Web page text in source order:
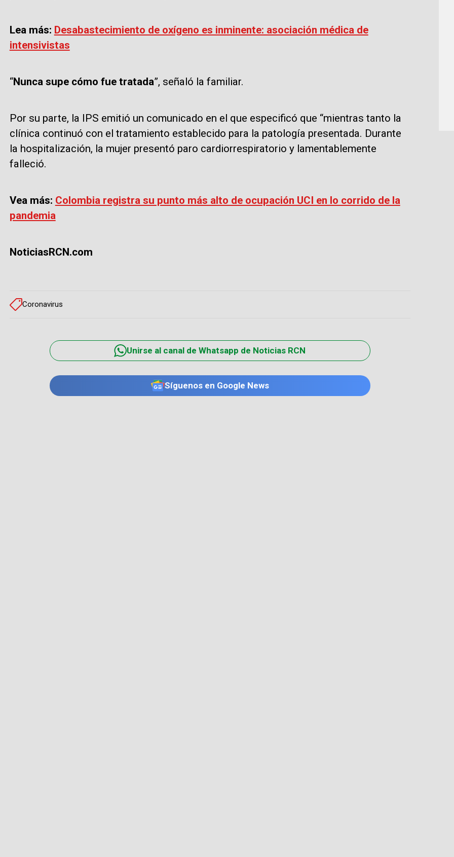
Lea más: Desabastecimiento de oxígeno es inminente: asociación médica de
intensivistas
“Nunca supe cómo fue tratada”, señaló la familiar.
Por su parte, la IPS emitió un comunicado en el que especificó que “mientras tanto la
clínica continuó con el tratamiento establecido para la patología presentada. Durante
la hospitalización, la mujer presentó paro cardiorrespiratorio y lamentablemente
falleció.
Vea más: Colombia registra su punto más alto de ocupación UCI en lo corrido de la
pandemia
NoticiasRCN.com
Coronavirus
Unirse al canal de Whatsapp de Noticias RCN
Síguenos en Google News